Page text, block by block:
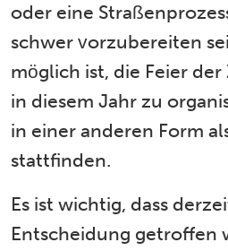
oder eine
schwer vorzubereiten
möglich ist, die Feier der
in diesem Jahr zu
in einer anderen Form
stattfinden.
Es ist wichtig, dass
Entscheidung getroffen